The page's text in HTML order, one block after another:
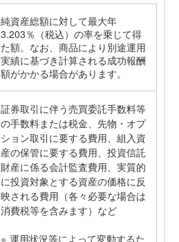
純資産総額に対して最大年
3.203％（税込）の率を乗じて得
た額。なお、商品により別途運用
実績に基づき計算される成功報酬
額がかかる場合があります。
証券取引に伴う売買委託手数料等
の手数料または税金、先物・オプ
ション取引に要する費用、組入資
産の保管に要する費用、投資信託
財産に係る会計監査費用、実質的
に投資対象とする資産の価格に反
映される費用（各々必要な場合は
消費税等を含みます）など
※ 運用状況等によって変動するた